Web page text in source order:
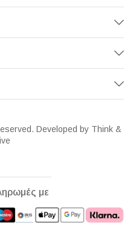
Developed by Think &
με